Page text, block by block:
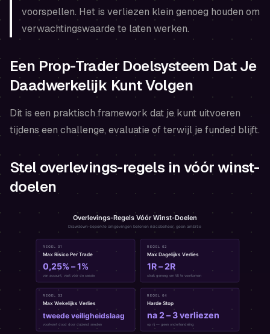
voorspellen. Het is verliezen klein genoeg houden om
verwachtingswaarde te laten werken.
Een Prop-Trader Doelsysteem Dat Je
Daadwerkelijk Kunt Volgen
Dit is een praktisch framework dat je kunt uitvoeren
tijdens een challenge, evaluatie of terwijl je funded blijft.
Stel overlevings-regels in vóór winst-
doelen